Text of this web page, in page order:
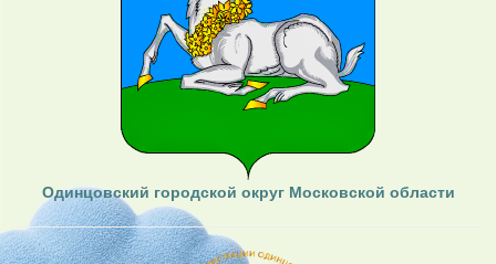
Одинцовский городской округ Московской области